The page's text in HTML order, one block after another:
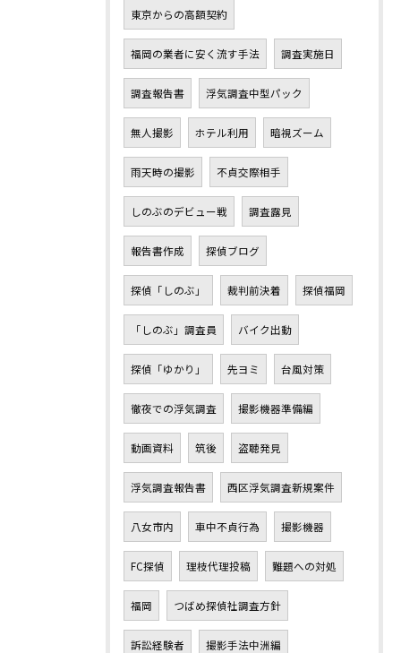
東京からの高額契約
福岡の業者に安く流す手法 調査実施日
調査報告書 浮気調査中型パック
無人撮影 ホテル利用 暗視ズーム
雨天時の撮影 不貞交際相手
しのぶのデビュー戦 調査露見
報告書作成 探偵ブログ
探偵「しのぶ」 裁判前決着 探偵福岡
「しのぶ」調査員 バイク出動
探偵「ゆかり」 先ヨミ 台風対策
徹夜での浮気調査 撮影機器準備編
動画資料 筑後 盗聴発見
浮気調査報告書 西区浮気調査新規案件
八女市内 車中不貞行為 撮影機器
FC探偵 理枝代理投稿 難題への対処
福岡 つばめ探偵社調査方針
訴訟経験者 撮影手法中洲編